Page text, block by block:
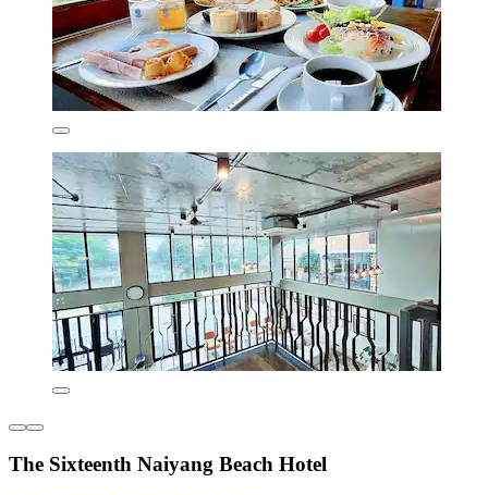
The Sixteenth Naiyang Beach Hotel